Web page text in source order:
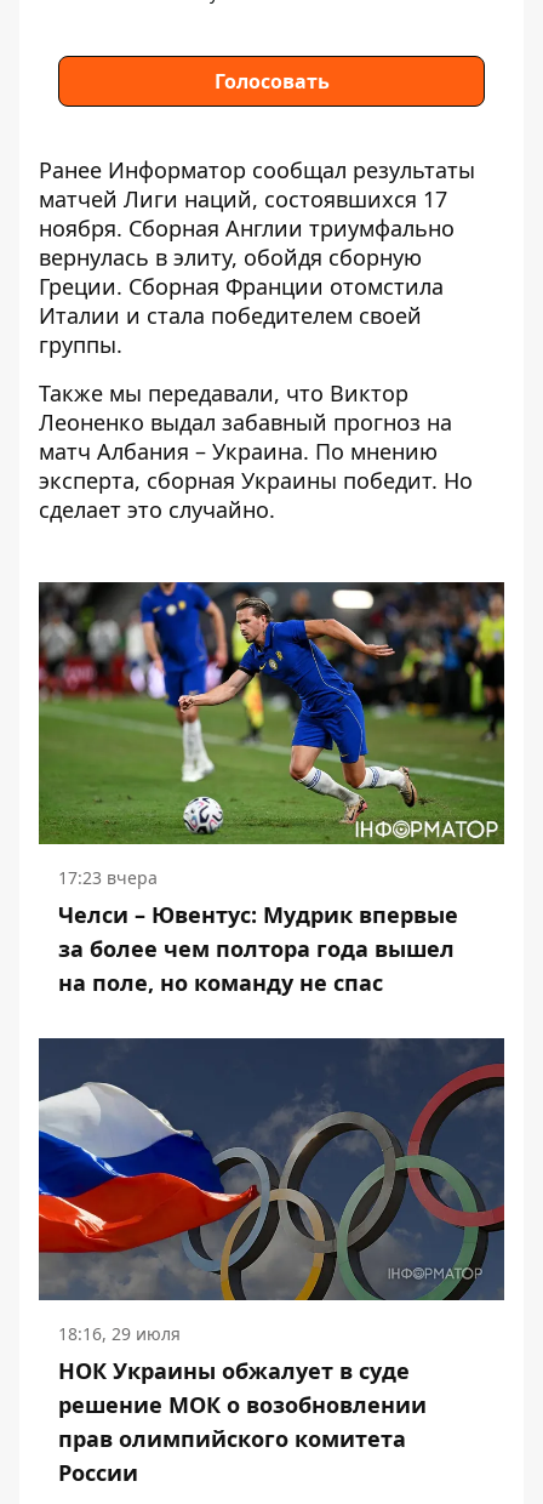
Голосовать
Ранее Информатор сообщал результаты
матчей Лиги наций, состоявшихся 17
ноября. Сборная Англии триумфально
вернулась в элиту, обойдя сборную
Греции. Сборная Франции отомстила
Италии и стала победителем своей
группы.
Также мы передавали, что Виктор
Леоненко выдал забавный прогноз на
матч Албания – Украина. По мнению
эксперта, сборная Украины победит. Но
сделает это случайно.
17:23 вчера
Челси – Ювентус: Мудрик впервые
за более чем полтора года вышел
на поле, но команду не спас
18:16, 29 июля
НОК Украины обжалует в суде
решение МОК о возобновлении
прав олимпийского комитета
России